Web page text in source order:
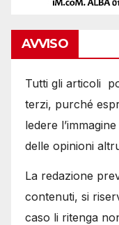
AVVISO
Tutti gli articoli
terzi, purché
ledere
delle opinioni
La redazione
contenuti, si
caso li ritenga